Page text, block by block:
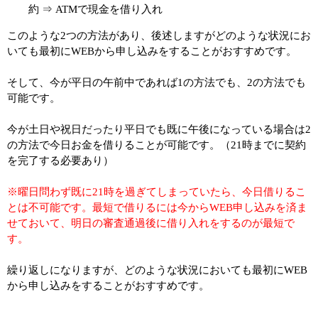
約 ⇒ ATMで現金を借り入れ
このような2つの方法があり、後述しますがどのような状況にお
いても最初にWEBから申し込みをすることがおすすめです。
そして、今が平日の午前中であれば1の方法でも、2の方法でも
可能です。
今が土日や祝日だったり平日でも既に午後になっている場合は2
の方法で今日お金を借りることが可能です。（21時までに契約
を完了する必要あり）
※曜日問わず既に21時を過ぎてしまっていたら、今日借りるこ
とは不可能です。最短で借りるには今からWEB申し込みを済ま
せておいて、明日の審査通過後に借り入れをするのが最短で
す。
繰り返しになりますが、どのような状況においても最初にWEB
から申し込みをすることがおすすめです。